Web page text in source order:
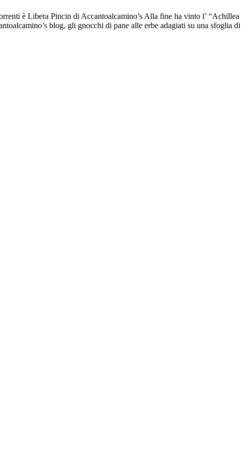
è Libera Pincin di Accantoalcamino’s Alla fine ha vinto l’ “Achillea
blog, gli gnocchi di pane alle erbe adagiati su una sfoglia di